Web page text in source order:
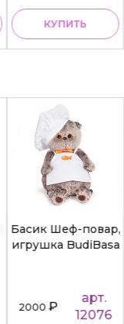
КУПИТЬ
Басик Шеф-повар,
игрушка BudiBasa
2000₽
арт.
12076